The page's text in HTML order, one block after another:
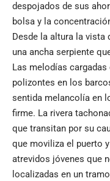
despojados de sus
bolsa y la
Desde la altura la
una ancha serpiente
Las melodías
polizontes en los
sentida melancolía en
firme. La rivera
que transitan por su
que moviliza el puerto
atrevidos jóvenes que
localizadas en un